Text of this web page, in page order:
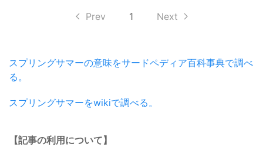
Prev 1 Next
スプリングサマーの意味をサードペディア百科事典で調べ
る。
スプリングサマーをwikiで調べる。
【記事の利用について】